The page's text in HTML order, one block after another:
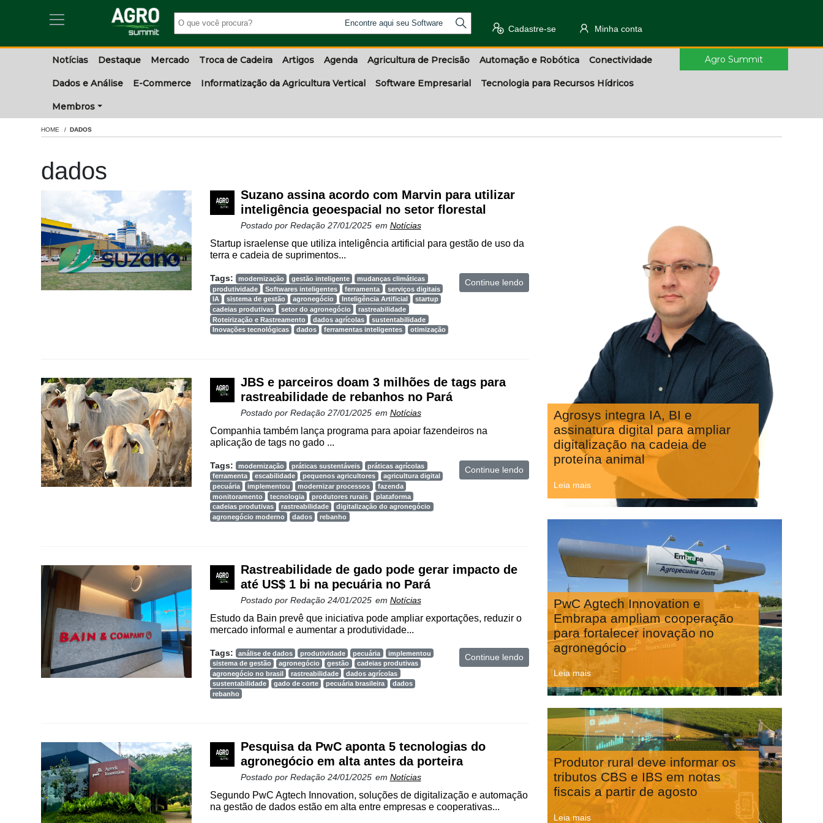
Cadastre-
Encontre aqui seu Software
Cadastre-se Minha conta
Notícias Destaque Mercado Troca de Cadeira Artigos Agenda Agricultura de Precisão Automação e Robótica Conectividade
Dados e Análise E-Commerce Informatização da Agricultura Vertical Software Empresarial Tecnologia para Recursos Hídricos
Membros
Agro Summit
HOME DADOS
dados
Suzano assina acordo com Marvin para utilizar
inteligência geoespacial no setor florestal
Postado por Redação 27/01/2025 em Notícias
Startup israelense que utiliza inteligência artificial para gestão de uso da
terra e cadeia de suprimentos...
Tags: modernização gestão inteligente
mudanças climáticas
produtividade
Softwares inteligentes ferramenta
serviços digitais
IA
sistema de gestão agronegócio Inteligência Artificial
startup
cadeias produtivas
setor do agronegócio
rastreabilidade
Roteirização e Rastreamento
dados agrícolas
sustentabilidade
Inovações tecnológicas
dados ferramentas inteligentes otimização
Continue lendo
JBS e parceiros doam 3 milhões de tags para
rastreabilidade de rebanhos no Pará
Postado por Redação 27/01/2025 em Notícias
Companhia também lança programa para apoiar fazendeiros na
aplicação de tags no gado ...
Tags: modernização práticas sustentáveis
práticas agrícolas
ferramenta
escabilidade pequenos agricultores
agricultura digital
pecuária
implementou modernizar processos
fazenda
monitoramento
tecnologia produtores rurais
plataforma
cadeias produtivas
rastreabilidade
digitalização do agronegócio
agronegócio moderno
dados rebanho
Continue lendo
Rastreabilidade de gado pode gerar impacto de
até US$ 1 bi na pecuária no Pará
Postado por Redação 24/01/2025 em Notícias
Estudo da Bain prevê que iniciativa pode ampliar exportações, reduzir o
mercado informal e aumentar a produtividade...
Tags: análise de dados produtividade pecuária
implementou
sistema de gestão
agronegócio gestão
cadeias produtivas
agronegócio no brasil
rastreabilidade
dados agrícolas
sustentabilidade
gado de corte pecuária brasileira
dados
rebanho
Continue lendo
Pesquisa da PwC aponta 5 tecnologias do
agronegócio em alta antes da porteira
Postado por Redação 24/01/2025 em Notícias
Segundo PwC Agtech Innovation, soluções de digitalização e automação
na gestão de dados estão em alta entre empresas e cooperativas...
Agrosys integra IA, BI e
assinatura digital para ampliar
digitalização na cadeia de
proteína animal
Leia mais
PwC Agtech Innovation e
Embrapa ampliam cooperação
para fortalecer inovação no
agronegócio
Leia mais
Produtor rural deve informar os
tributos CBS e IBS em notas
fiscais a partir de agosto
Leia mais